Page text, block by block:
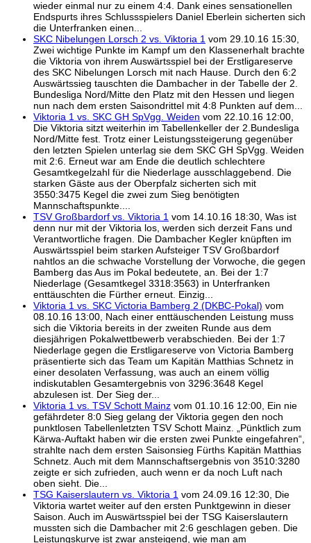
wieder einmal nur zu einem 4:4. Dank eines sensationellen
Endspurts ihres Schlussspielers Daniel Eberlein sicherten sich
die Unterfranken einen...
SKC Nibelungen Lorsch 2 vs. Viktoria 1 vom 29.10.16 15:30,
Zwei wichtige Punkte im Kampf um den Klassenerhalt brachte
die Viktoria von ihrem Auswärtsspiel bei der Erstligareserve
des SKC Nibelungen Lorsch mit nach Hause. Durch den 6:2
Auswärtssieg tauschten die Dambacher in der Tabelle der 2.
Bundesliga Nord/Mitte den Platz mit den Hessen und liegen
nun nach dem ersten Saisondrittel mit 4:8 Punkten auf dem...
Viktoria 1 vs. SKC GH SpVgg. Weiden vom 22.10.16 12:00,
Die Viktoria sitzt weiterhin im Tabellenkeller der 2.Bundesliga
Nord/Mitte fest. Trotz einer Leistungssteigerung gegenüber
den letzten Spielen unterlag sie dem SKC GH SpVgg. Weiden
mit 2:6. Erneut war am Ende die deutlich schlechtere
Gesamtkegelzahl für die Niederlage ausschlaggebend. Die
starken Gäste aus der Oberpfalz sicherten sich mit
3550:3475 Kegel die zwei zum Sieg benötigten
Mannschaftspunkte....
TSV Großbardorf vs. Viktoria 1 vom 14.10.16 18:30, Was ist
denn nur mit der Viktoria los, werden sich derzeit Fans und
Verantwortliche fragen. Die Dambacher Kegler knüpften im
Auswärtsspiel beim starken Aufsteiger TSV Großbardorf
nahtlos an die schwache Vorstellung der Vorwoche, die gegen
Bamberg das Aus im Pokal bedeutete, an. Bei der 1:7
Niederlage (Gesamtkegel 3318:3563) in Unterfranken
enttäuschten die Fürther erneut. Einzig...
Viktoria 1 vs. SKC Victoria Bamberg 2 (DKBC-Pokal) vom
08.10.16 13:00, Nach einer enttäuschenden Leistung muss
sich die Viktoria bereits in der zweiten Runde aus dem
diesjährigen Pokalwettbewerb verabschieden. Bei der 1:7
Niederlage gegen die Erstligareserve von Victoria Bamberg
präsentierte sich das Team um Kapitän Matthias Schnetz in
einer desolaten Verfassung, was auch an einem völlig
indiskutablen Gesamtergebnis von 3296:3648 Kegel
abzulesen ist. Der Sieg der...
Viktoria 1 vs. TSV Schott Mainz vom 01.10.16 12:00, Ein nie
gefährdeter 8:0 Sieg gelang der Viktoria gegen den noch
punktlosen Tabellenletzten TSV Schott Mainz. „Pünktlich zum
Kärwa-Auftakt haben wir die ersten zwei Punkte eingefahren“,
strahlte nach dem ersten Saisonsieg Fürths Kapitän Matthias
Schnetz. Auch mit dem Mannschaftsergebnis von 3510:3280
zeigte er sich zufrieden, auch wenn er da noch Luft nach
oben sieht. Die...
TSG Kaiserslautern vs. Viktoria 1 vom 24.09.16 12:30, Die
Viktoria wartet weiter auf den ersten Punktgewinn in dieser
Saison. Auch im Auswärtsspiel bei der TSG Kaiserslautern
mussten sich die Dambacher mit 2:6 geschlagen geben. Die
Leistungskurve ist zwar ansteigend, wie man am